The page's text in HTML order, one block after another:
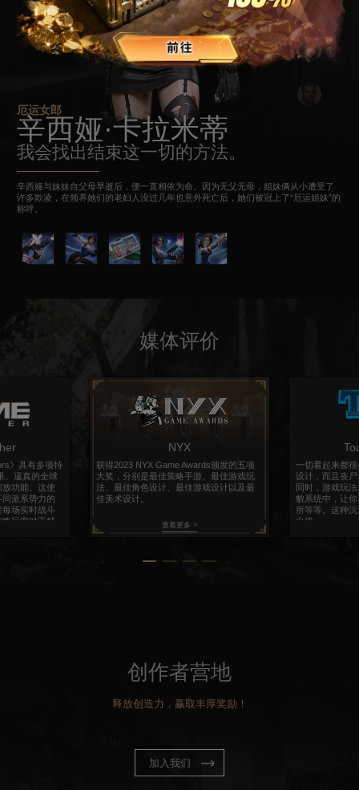
厄运女郎
辛西娅·卡拉米蒂
我会找出结束这一切的方法。
辛西娅与妹妹自父母早逝后，便一直相依为命。因为无父无母，姐妹俩从小遭受了
许多欺凌，在领养她们的老妇人没过几年也意外死亡后，她们被冠上了“厄运姐妹”的
称呼。
媒体评价
》具有多项特
、逼真的全球
功能。这使
派系势力的
场实时战斗
玩家对于精
NYX
获得2023 NYX Game Awards颁发的五项
大奖，分别是最佳策略手游、最佳游戏玩
法、最佳角色设计、最佳游戏设计以及最
佳美术设计。
查看更多 >
一切看起来都
设计，而且丧
同时，游戏玩
貌系统中，让
所等等。这种
自拔。
创作者营地
释放创造力，赢取丰厚奖励！
加入我们